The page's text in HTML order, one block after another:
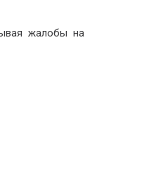
жалобы на